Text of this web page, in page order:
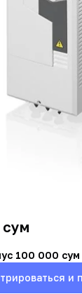
сум
100 000
и